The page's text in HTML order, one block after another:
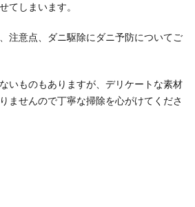
てしまいます。
注意点、ダニ駆除にダニ予防についてご
いものもありますが、デリケートな素材
ませんので丁寧な掃除を心がけてくださ